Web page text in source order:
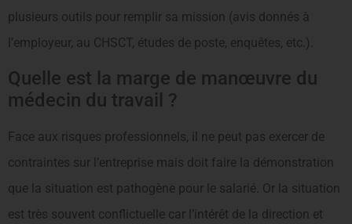
plusieurs outils pour remplir sa mission (avis donnés à
l’employeur, au CHSCT, études de poste, enquêtes, etc.).
Quelle est la marge de manœuvre du
médecin du travail ?
Face aux risques professionnels, il ne peut pas exercer de
contraintes sur l’entreprise mais doit faire la démonstration
que la situation est pathogène pour le salarié. Or la situation
est très souvent conflictuelle car l’intérêt de la direction et